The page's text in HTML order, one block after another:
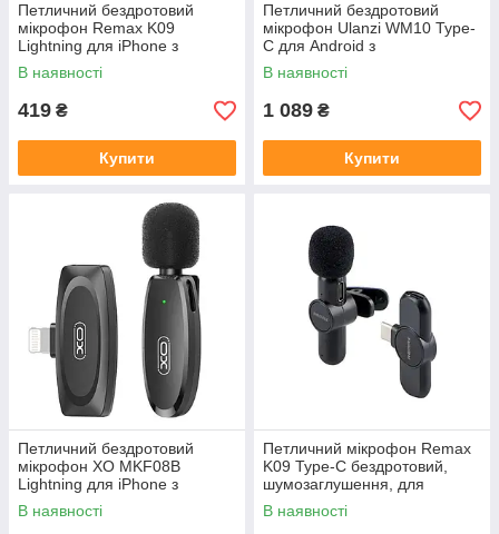
Петличний бездротовий
мікрофон Remax K09
Lightning для iPhone з
шумозаглушенням
В наявності
419 ₴
Купити
Петличний бездротовий
мікрофон Ulanzi WM10 Type-
C для Android з
шумозаглушенням
В наявності
1 089 ₴
Купити
Петличний бездротовий
мікрофон XO MKF08B
Lightning для iPhone з
шумозаглушенням ANC
В наявності
Петличний мікрофон Remax
K09 Type-C бездротовий,
шумозаглушення, для
смартфона і планшета
В наявності